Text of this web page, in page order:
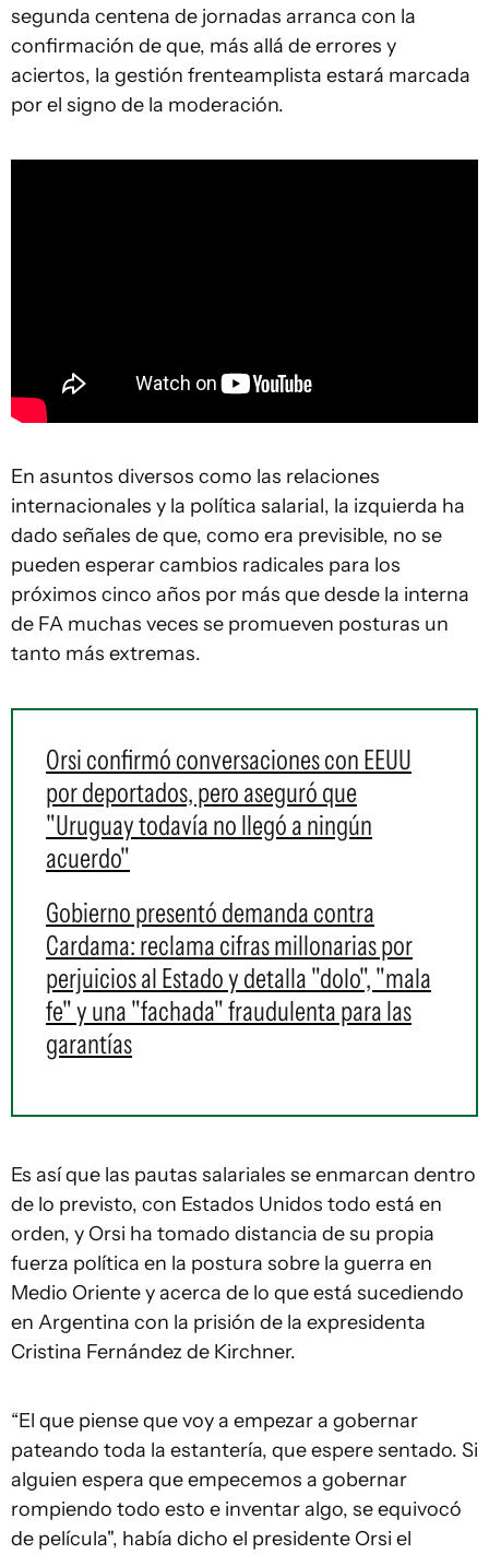
segunda centena de jornadas arranca con la
confirmación de que, más allá de errores y
aciertos, la gestión frenteamplista estará marcada
por el signo de la moderación.
En asuntos diversos como las relaciones
internacionales y la política salarial, la izquierda ha
dado señales de que, como era previsible, no se
pueden esperar cambios radicales para los
próximos cinco años por más que desde la interna
de FA muchas veces se promueven posturas un
tanto más extremas.
Orsi confirmó conversaciones con EEUU
por deportados, pero aseguró que
"Uruguay todavía no llegó a ningún
acuerdo"
Gobierno presentó demanda contra
Cardama: reclama cifras millonarias por
perjuicios al Estado y detalla "dolo", "mala
fe" y una "fachada" fraudulenta para las
garantías
Es así que las pautas salariales se enmarcan dentro
de lo previsto, con Estados Unidos todo está en
orden, y Orsi ha tomado distancia de su propia
fuerza política en la postura sobre la guerra en
Medio Oriente y acerca de lo que está sucediendo
en Argentina con la prisión de la expresidenta
Cristina Fernández de Kirchner.
“El que piense que voy a empezar a gobernar
pateando toda la estantería, que espere sentado. Si
alguien espera que empecemos a gobernar
rompiendo todo esto e inventar algo, se equivocó
de película", había dicho el presidente Orsi el